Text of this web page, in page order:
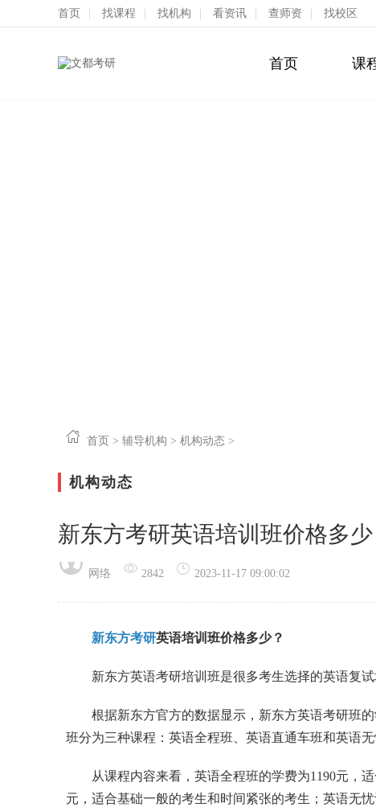
首页 找课程 找机构 看资讯 查师资 找校区
首页 课
首页 > 辅导机构 > 机构动态 >
机构动态
新东方考研英语培训班价格多
网络 2842 2023-11-17 09:00:02
新东方考研英语培训班价格多少？
新东方英语考研培训班是很多考生选择的英语复
根据新东方官方的数据显示，新东方英语考研班
班分为三种课程：英语全程班、英语直通车班和英语
从课程内容来看，英语全程班的学费为1190元，
元，适合基础一般的考生和时间紧张的考生；英语无